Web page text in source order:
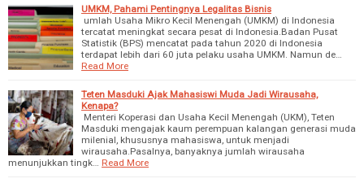
UMKM, Pahami Pentingnya Legalitas Bisnis
umlah Usaha Mikro Kecil Menengah (UMKM) di Indonesia
tercatat meningkat secara pesat di Indonesia.Badan Pusat
Statistik (BPS) mencatat pada tahun 2020 di Indonesia
terdapat lebih dari 60 juta pelaku usaha UMKM. Namun de…
Read More
Teten Masduki Ajak Mahasiswi Muda Jadi Wirausaha,
Kenapa?
Menteri Koperasi dan Usaha Kecil Menengah (UKM), Teten
Masduki mengajak kaum perempuan kalangan generasi muda
milenial, khususnya mahasiswa, untuk menjadi
wirausaha.Pasalnya, banyaknya jumlah wirausaha
menunjukkan tingk…
Read More